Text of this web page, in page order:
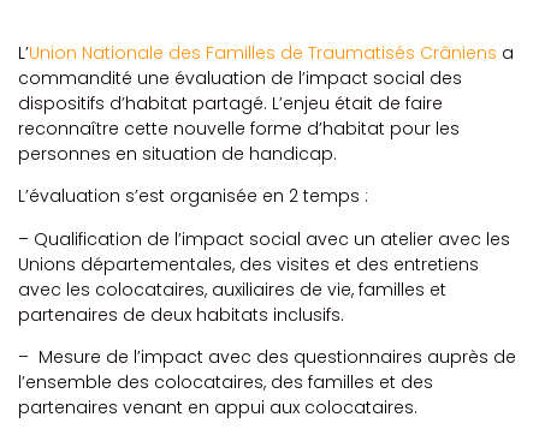
L’Union Nationale des Familles de Traumatisés Crâniens a
commandité une évaluation de l’impact social des
dispositifs d’habitat partagé. L’enjeu était de faire
reconnaître cette nouvelle forme d’habitat pour les
personnes en situation de handicap.
L’évaluation s’est organisée en 2 temps :
– Qualification de l’impact social avec un atelier avec les
Unions départementales, des visites et des entretiens
avec les colocataires, auxiliaires de vie, familles et
partenaires de deux habitats inclusifs.
– Mesure de l’impact avec des questionnaires auprès de
l’ensemble des colocataires, des familles et des
partenaires venant en appui aux colocataires.